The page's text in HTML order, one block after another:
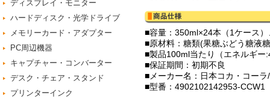
ディスプレイ・モニター
ハードディスク・光学ドライブ
メモリーカード・アダプター
PC周辺機器
キャプチャー・コンバーター
デスク・チェア・スタンド
プリンターインク
■容量：350ml×24本（1ケース
■原材料：糖類(果糖ぶどう糖液
■製品100ml当たり（エネルギ
■保証期間：初期不良
■メーカー名：日本コカ・コー
■型番：4902102142953-CCW1